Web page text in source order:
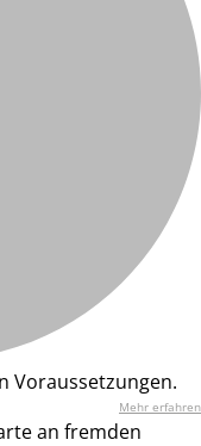
Voraussetzungen.
Mehr erfahren
an fremden